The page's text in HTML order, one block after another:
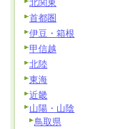
北関東
首都圏
伊豆・箱根
甲信越
北陸
東海
近畿
山陽・山陰
鳥取県